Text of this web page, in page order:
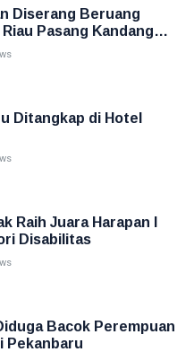
Diserang Beruang
Pasang Kandang
Ditangkap di Hotel
Raih Juara Harapan I
Disabilitas
Bacok Perempuan
Pekanbaru